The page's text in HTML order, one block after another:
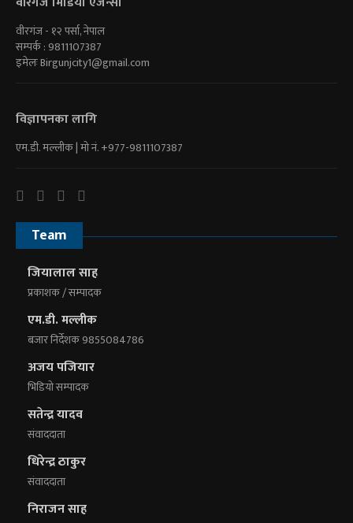
वीरगंज - १२ पर्सा, नेपाल
सम्पर्क : 9811107387
इमेलःBirgunjcity1@gmail.com
विज्ञापनका लागि
एम.डी. मल्लीक | माे नं. +977-9811107387
Team
जियालाल साह
प्रकाशक / सम्पादक
एम.डी. मल्लीक
बजार निर्देशक 9855084786
अजय पजियार
भिडियाे सम्पादक
सतेन्द्र यादव
संवाददाता
धिरेन्द्र ठाकुर
संवाददाता
निराजन साह